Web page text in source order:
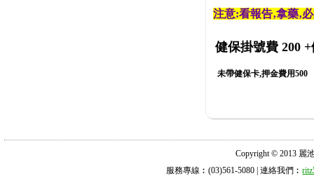
注意:看報告‚拿藥‚
健保掛號費 200 +
未帶健保卡,押金費用500
Copyright © 2013 麗
服務專線︰(03)561-5080 | 連絡我們︰